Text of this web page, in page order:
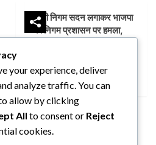
डम्मी निगम सदन लगाकर भाजपा
का निगम प्रशासन पर हमला,
zeetsamachar
August 4, 2026
your experience, deliver
analyze traffic. You can
allow by clicking
All to consent or Reject
cookies.